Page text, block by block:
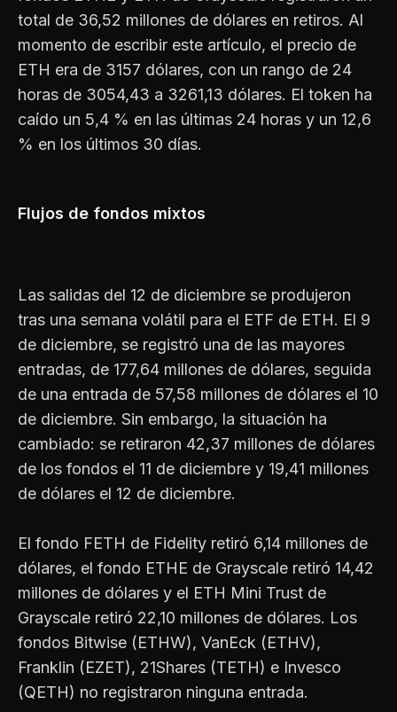
total de 36,52 millones de dólares en retiros. Al
momento de escribir este artículo, el precio de
ETH era de 3157 dólares, con un rango de 24
horas de 3054,43 a 3261,13 dólares. El token ha
caído un 5,4 % en las últimas 24 horas y un 12,6
% en los últimos 30 días.
Flujos de fondos mixtos
Las salidas del 12 de diciembre se produjeron
tras una semana volátil para el ETF de ETH. El 9
de diciembre, se registró una de las mayores
entradas, de 177,64 millones de dólares, seguida
de una entrada de 57,58 millones de dólares el 10
de diciembre. Sin embargo, la situación ha
cambiado: se retiraron 42,37 millones de dólares
de los fondos el 11 de diciembre y 19,41 millones
de dólares el 12 de diciembre.
El fondo FETH de Fidelity retiró 6,14 millones de
dólares, el fondo ETHE de Grayscale retiró 14,42
millones de dólares y el ETH Mini Trust de
Grayscale retiró 22,10 millones de dólares. Los
fondos Bitwise (ETHW), VanEck (ETHV),
Franklin (EZET), 21Shares (TETH) e Invesco
(QETH) no registraron ninguna entrada.